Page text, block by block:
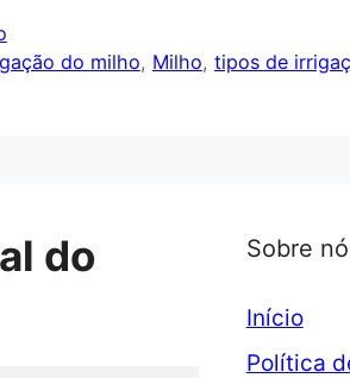
do milho, Milho, tipos de
do
Sobre
Início
Política